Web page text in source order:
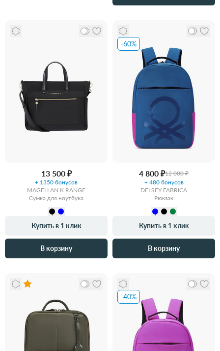
13 500 ₽
+ 1350 бонусов
MAGELLAN K RANGE
Сумка для ноутбука
Купить в 1 клик
В корзину
-60%
4 800 ₽12 000 ₽
+ 480 бонусов
DELSEY FABRICA
Рюкзак
Купить в 1 клик
В корзину
-40%